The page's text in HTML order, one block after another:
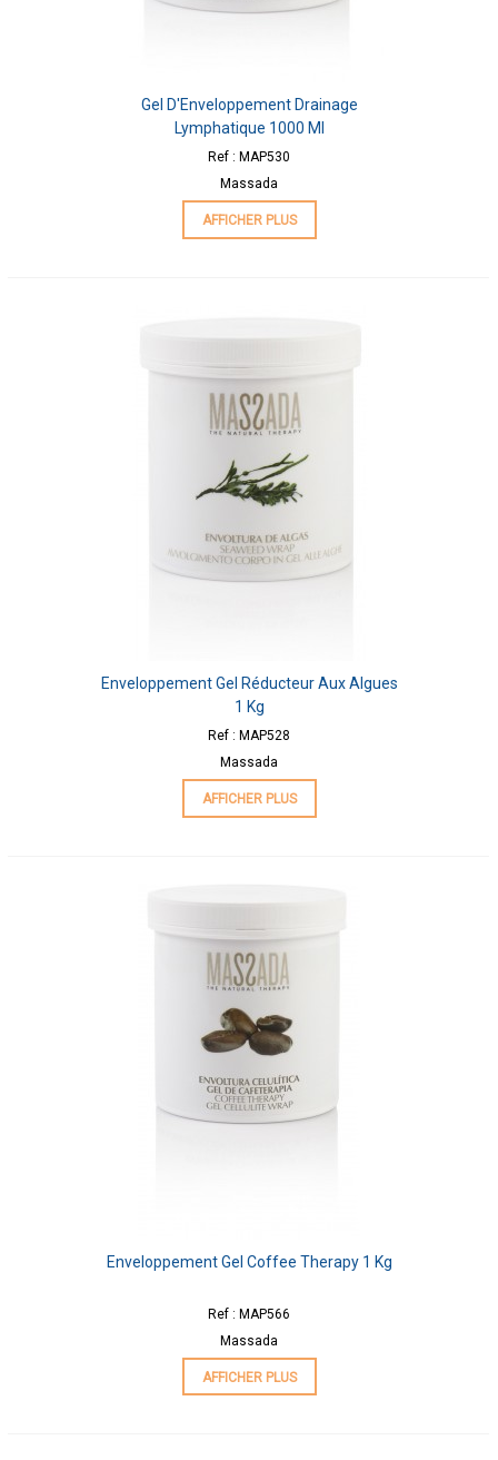
Gel D'Enveloppement Drainage
Lymphatique 1000 Ml
Ref : MAP530
Massada
AFFICHER PLUS
Enveloppement Gel Réducteur Aux Algues
1 Kg
Ref : MAP528
Massada
AFFICHER PLUS
Enveloppement Gel Coffee Therapy 1 Kg
Ref : MAP566
Massada
AFFICHER PLUS